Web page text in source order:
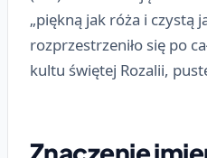
„piękną jak róża i czystą
rozprzestrzeniło się po
kultu świętej Rozalii,